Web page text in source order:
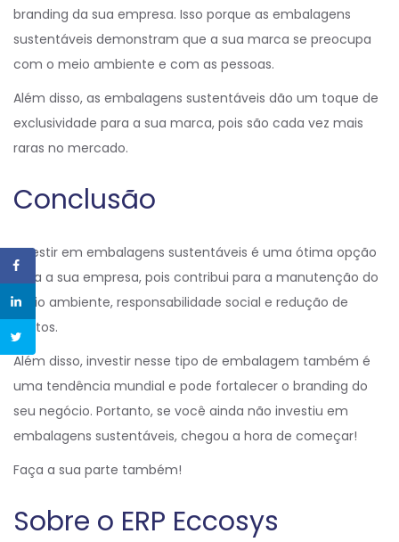
branding da sua empresa. Isso porque as embalagens
sustentáveis demonstram que a sua marca se preocupa
com o meio ambiente e com as pessoas.
Além disso, as embalagens sustentáveis dão um toque de
exclusividade para a sua marca, pois são cada vez mais
raras no mercado.
Conclusão
Investir em embalagens sustentáveis é uma ótima opção
para a sua empresa, pois contribui para a manutenção do
meio ambiente, responsabilidade social e redução de
custos.
Além disso, investir nesse tipo de embalagem também é
uma tendência mundial e pode fortalecer o branding do
seu negócio. Portanto, se você ainda não investiu em
embalagens sustentáveis, chegou a hora de começar!
Faça a sua parte também!
Sobre o ERP Eccosys